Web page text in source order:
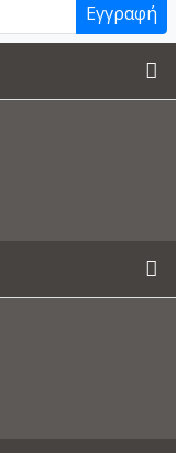
Εγγραφή